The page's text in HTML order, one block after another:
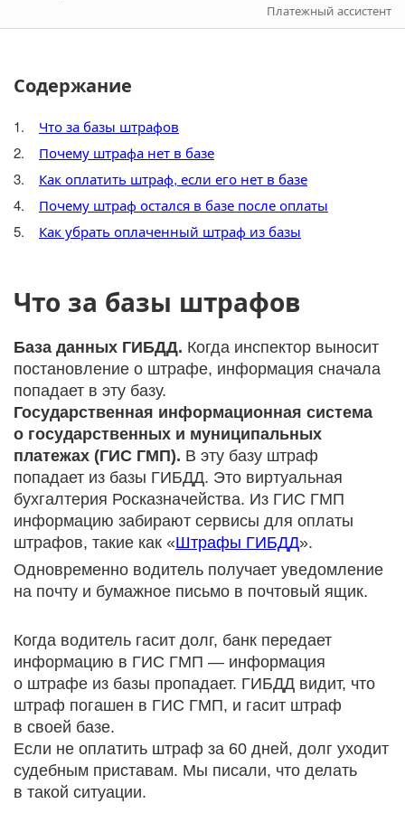
Платежный ассистент
Содержание
Что за базы штрафов
Почему штрафа нет в базе
Как оплатить штраф, если его нет в базе
Почему штраф остался в базе после оплаты
Как убрать оплаченный штраф из базы
Что за базы штрафов
База данных ГИБДД. Когда инспектор выносит
постановление о штрафе, информация сначала
попадает в эту базу.
Государственная информационная система
о государственных и муниципальных
платежах (ГИС ГМП). В эту базу штраф
попадает из базы ГИБДД. Это виртуальная
бухгалтерия Росказначейства. Из ГИС ГМП
информацию забирают сервисы для оплаты
штрафов, такие как «Штрафы ГИБДД».
Одновременно водитель получает уведомление
на почту и бумажное письмо в почтовый ящик.
Когда водитель гасит долг, банк передает
информацию в ГИС ГМП — информация
о штрафе из базы пропадает. ГИБДД видит, что
штраф погашен в ГИС ГМП, и гасит штраф
в своей базе.
Если не оплатить штраф за 60 дней, долг уходит
судебным приставам. Мы писали, что делать
в такой ситуации.